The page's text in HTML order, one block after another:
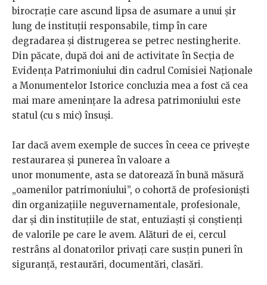
birocrație care ascund lipsa de asumare a unui șir
lung de instituții responsabile, timp în care
degradarea și distrugerea se petrec nestingherite.
Din păcate, după doi ani de activitate în Secția de
Evidența Patrimoniului din cadrul Comisiei Naționale
a Monumentelor Istorice concluzia mea a fost că cea
mai mare amenințare la adresa patrimoniului este
statul (cu s mic) însuși.
Iar dacă avem exemple de succes în ceea ce privește
restaurarea și punerea în valoare a
unor monumente, asta se datorează în bună măsură
„oamenilor patrimoniului”, o cohortă de profesioniști
din organizațiile neguvernamentale, profesionale,
dar și din instituțiile de stat, entuziaști și conștienți
de valorile pe care le avem. Alături de ei, cercul
restrâns al donatorilor privați care susțin puneri în
siguranță, restaurări, documentări, clasări.